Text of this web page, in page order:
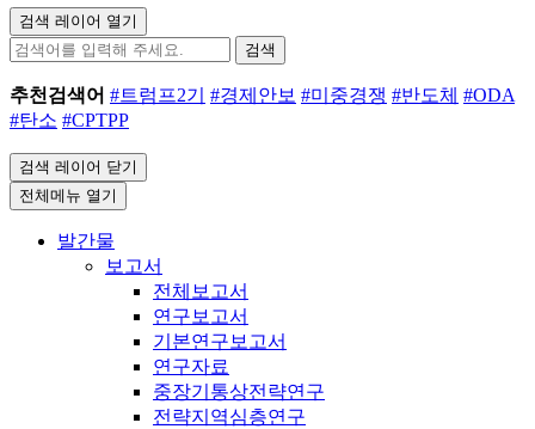
검색 레이어 열기
검색
추천검색어 #트럼프2기 #경제안보 #미중경쟁 #반도체 #ODA
#탄소 #CPTPP
검색 레이어 닫기
전체메뉴 열기
발간물
보고서
전체보고서
연구보고서
기본연구보고서
연구자료
중장기통상전략연구
전략지역심층연구